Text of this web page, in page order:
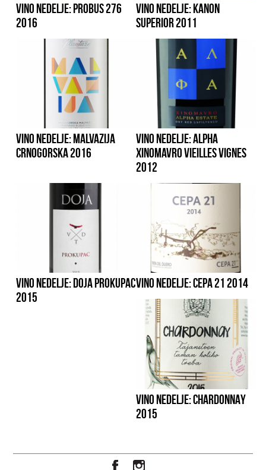
VINO NEDELJE: PROBUS 276
2016
VINO NEDELJE: KANON
SUPERIOR 2011
VINO NEDELJE: MALVAZIJA
CRNOGORSKA 2016
VINO NEDELJE: ALPHA
XINOMAVRO VIEILLES VIGNES
2012
VINO NEDELJE: DOJA PROKUPAC
2015
VINO NEDELJE: CEPA 21 2014
VINO NEDELJE: CHARDONNAY
2015